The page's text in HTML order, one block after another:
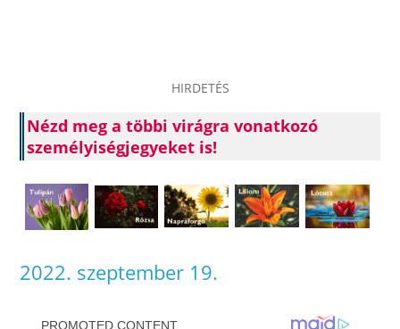
HIRDETÉS
Nézd meg a többi virágra vonatkozó
személyiségjegyeket is!
2022. szeptember 19.